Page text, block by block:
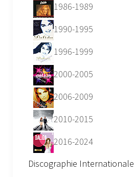
1986-1989
1990-1995
1996-1999
2000-2005
2006-2009
2010-2015
2016-2024
Discographie Internationale